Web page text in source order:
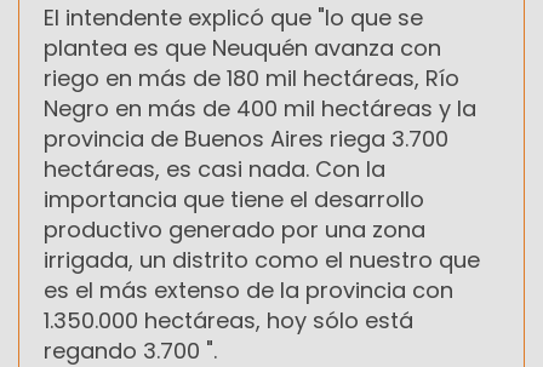
El intendente explicó que "lo que se
plantea es que Neuquén avanza con
riego en más de 180 mil hectáreas, Río
Negro en más de 400 mil hectáreas y la
provincia de Buenos Aires riega 3.700
hectáreas, es casi nada. Con la
importancia que tiene el desarrollo
productivo generado por una zona
irrigada, un distrito como el nuestro que
es el más extenso de la provincia con
1.350.000 hectáreas, hoy sólo está
regando 3.700 ".